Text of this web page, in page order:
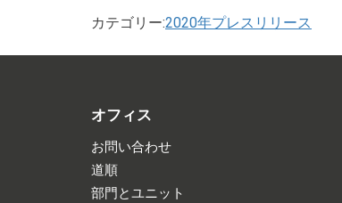
カテゴリー:2020年プレスリリース
オフィス
お問い合わせ
道順
部門とユニット